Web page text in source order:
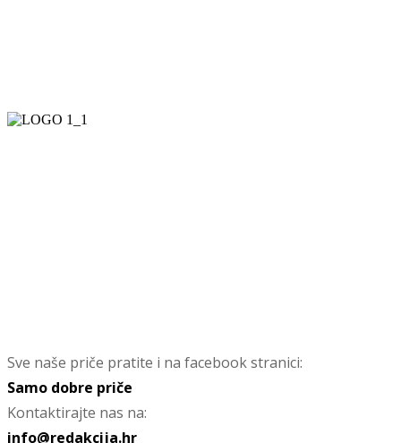
Sve naše priče pratite i na facebook stranici:
Samo dobre priče
Kontaktirajte nas na:
info@redakcija.hr